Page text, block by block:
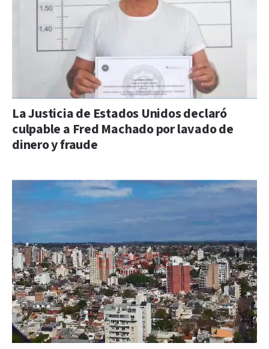
La Justicia de Estados Unidos declaró
culpable a Fred Machado por lavado de
dinero y fraude